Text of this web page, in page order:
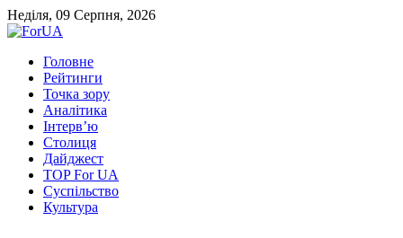
Неділя, 09 Серпня, 2026
Головне
Рейтинги
Точка зору
Аналітика
Інтерв’ю
Столиця
Дайджест
TOP For UA
Суспiльство
Культура